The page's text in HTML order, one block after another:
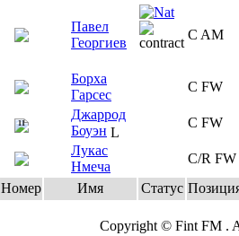
Павел
Георгиев
C AM
Борха
Гарсес
C FW
11
Джаррод
Боуэн
C FW
Лукас
Нмеча
C/R FW
Номер Имя Статус
Copyright © Fint FM .